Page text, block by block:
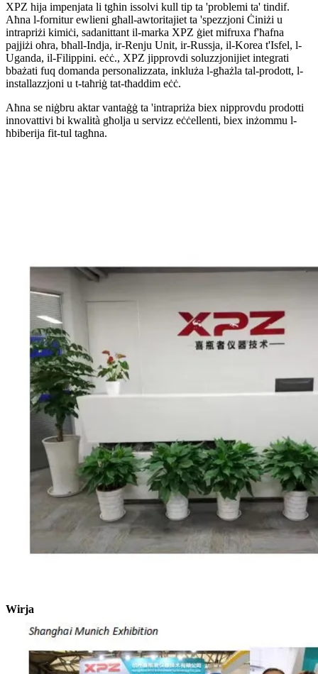
XPZ hija impenjata li tgħin issolvi kull tip ta 'problemi ta' tindif.
Aħna l-fornitur ewlieni għall-awtoritajiet ta 'spezzjoni Ċiniżi u
intrapriżi kimiċi, sadanittant il-marka XPZ ġiet mifruxa f'ħafna
pajjiżi oħra, bħall-Indja, ir-Renju Unit, ir-Russja, il-Korea t'Isfel, l-
Uganda, il-Filippini. eċċ., XPZ jipprovdi soluzzjonijiet integrati
bbażati fuq domanda personalizzata, inkluża l-għażla tal-prodott, l-
installazzjoni u t-taħriġ tat-tħaddim eċċ.
Aħna se niġbru aktar vantaġġ ta 'intrapriża biex nipprovdu prodotti
innovattivi bi kwalità għolja u servizz eċċellenti, biex inżommu l-
ħbiberija fit-tul tagħna.
Wirja